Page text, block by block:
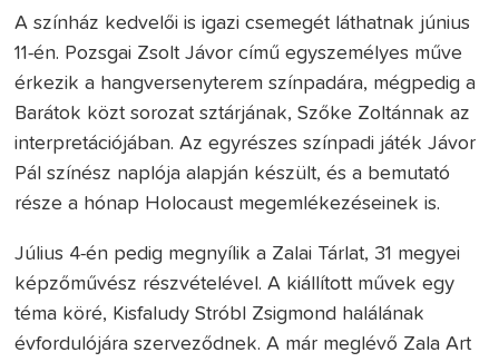
A színház kedvelői is igazi csemegét láthatnak június
11-én. Pozsgai Zsolt Jávor című egyszemélyes műve
érkezik a hangversenyterem színpadára, mégpedig a
Barátok közt sorozat sztárjának, Szőke Zoltánnak az
interpretációjában. Az egyrészes színpadi játék Jávor
Pál színész naplója alapján készült, és a bemutató
része a hónap Holocaust megemlékezéseinek is.
Július 4-én pedig megnyílik a Zalai Tárlat, 31 megyei
képzőművész részvételével. A kiállított művek egy
téma köré, Kisfaludy Stróbl Zsigmond halálának
évfordulójára szerveződnek. A már meglévő Zala Art